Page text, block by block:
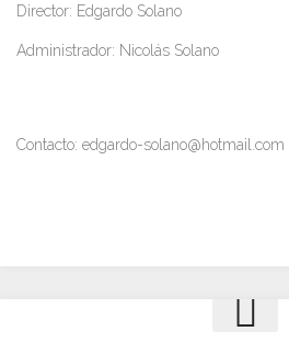
Director: Edgardo Solano
Administrador: Nicolás Solano
Contacto: edgardo-solano@hotmail.com